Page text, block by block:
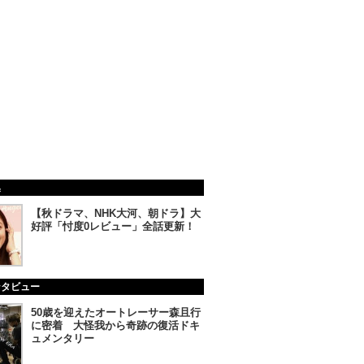
【秋ドラマ、NHK大河、朝ドラ】大
好評「忖度0レビュー」全話更新！
ビュー
50歳を迎えたオートレーサー森且行
に密着 大怪我から奇跡の復活ドキ
ュメンタリー